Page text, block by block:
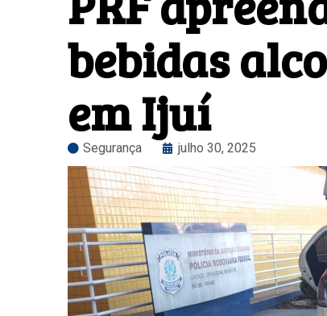
bebidas
em Ijuí
Segurança julho 30, 2025